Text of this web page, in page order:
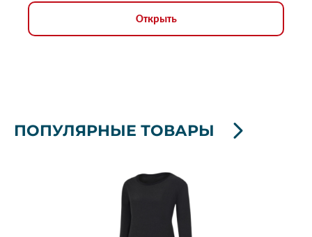
Открыть
ПОПУЛЯРНЫЕ ТОВАРЫ